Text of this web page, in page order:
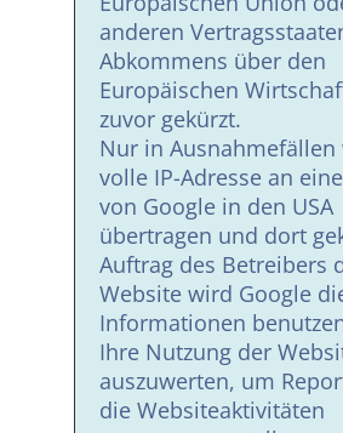
anderen
Abkommens über den
Europäischen
zuvor gekürzt.
Nur in
volle IP-Adresse an
von Google in den USA
übertragen und dort
Auftrag des Betreibers
Website wird Google
Informationen
Ihre Nutzung der
auszuwerten, um
die Websiteaktivitäten